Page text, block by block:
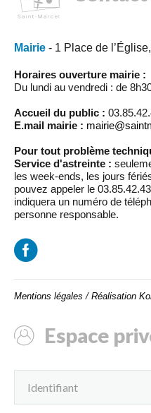
Mairie - 1 Place de
Horaires ouverture mairie :
Du lundi au vendredi : de
Accueil du public :
E.mail mairie :
Pour tout problème
Service d'astreinte :
les week-ends, les jours
pouvez appeler le
indiquera un numéro de
personne responsable.
Mentions légales / Réalisation
Espace